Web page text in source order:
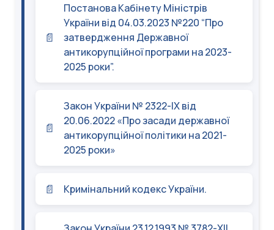
Постанова Кабінету Міністрів
України від 04.03.2023 №220 “Про
затвердження Державної
антикорупційної програми на 2023-
2025 роки”.
Закон України № 2322-IX від
20.06.2022 «Про засади державної
антикорупційної політики на 2021-
2025 роки»
Кримінальний кодекс України.